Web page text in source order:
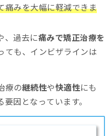
痛みを大幅に軽減できま
、過去に痛みで矯正治療を
ても、インビザラインは
療の継続性や快適性にも
因となっています。